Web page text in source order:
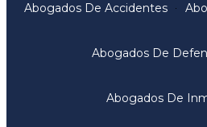
Abogados De Accidentes
Abogados De
Abogados De